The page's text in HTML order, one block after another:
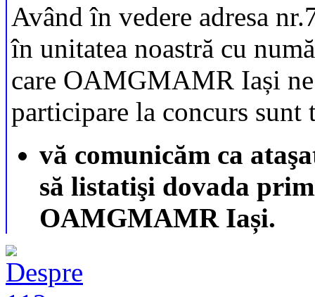
Având în vedere adresa
în unitatea noastră cu
care OAMGMAMR Iași
participare la concurs
vă comunicăm ca
sălistatişi dovada
OAMGMAMR Iași.